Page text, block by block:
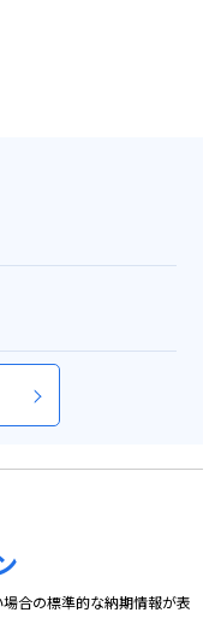
合の標準的な納期情報が表